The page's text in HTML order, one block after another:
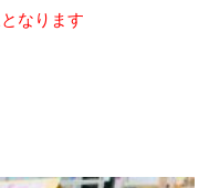
なります